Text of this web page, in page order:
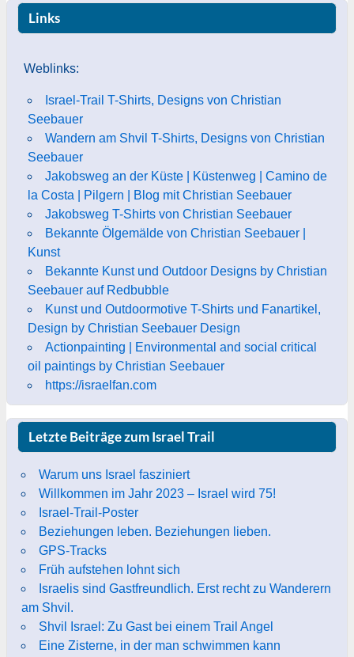
Links
Weblinks:
Israel-Trail T-Shirts, Designs von Christian
Seebauer
Wandern am Shvil T-Shirts, Designs von Christian
Seebauer
Jakobsweg an der Küste | Küstenweg | Camino de
la Costa | Pilgern | Blog mit Christian Seebauer
Jakobsweg T-Shirts von Christian Seebauer
Bekannte Ölgemälde von Christian Seebauer |
Kunst
Bekannte Kunst und Outdoor Designs by Christian
Seebauer auf Redbubble
Kunst und Outdoormotive T-Shirts und Fanartikel,
Design by Christian Seebauer Design
Actionpainting | Environmental and social critical
oil paintings by Christian Seebauer
https://israelfan.com
Letzte Beiträge zum Israel Trail
Warum uns Israel fasziniert
Willkommen im Jahr 2023 – Israel wird 75!
Israel-Trail-Poster
Beziehungen leben. Beziehungen lieben.
GPS-Tracks
Früh aufstehen lohnt sich
Israelis sind Gastfreundlich. Erst recht zu Wanderern
am Shvil.
Shvil Israel: Zu Gast bei einem Trail Angel
Eine Zisterne, in der man schwimmen kann